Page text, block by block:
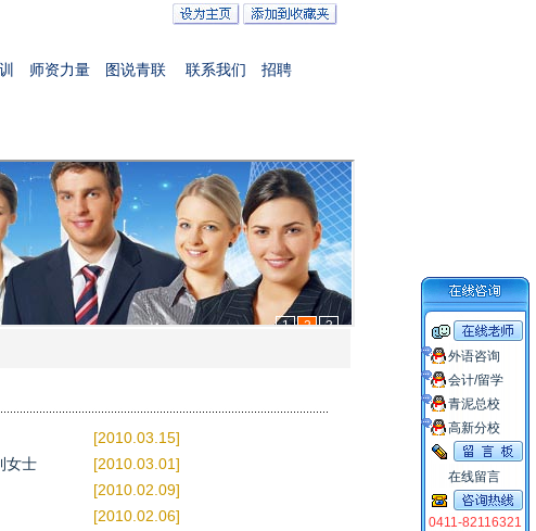
师资力量 图说青联 联系我们 招聘
[2010.03.15]
女士
[2010.03.01]
[2010.02.09]
[2010.02.06]
外语咨询
会计/留学
青泥总校
高新分校
在线留言
0411-82116321